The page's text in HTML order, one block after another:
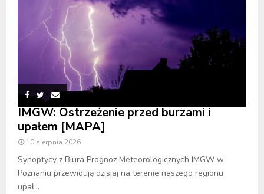
IMGW: Ostrzeżenie przed burzami i
upałem [MAPA]
10 sierpnia 2026
Synoptycy z Biura Prognoz Meteorologicznych IMGW w
Poznaniu przewidują dzisiaj na terenie naszego regionu
upał...